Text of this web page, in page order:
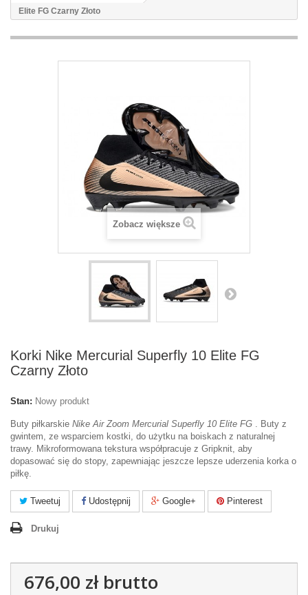
Elite FG Czarny Złoto
Zobacz większe
Korki Nike Mercurial Superfly 10 Elite FG
Czarny Złoto
Stan: Nowy produkt
Buty piłkarskie Nike Air Zoom Mercurial Superfly 10 Elite FG . Buty z
gwintem, ze wsparciem kostki, do użytku na boiskach z naturalnej
trawy. Mikroformowana tekstura współpracuje z Gripknit, aby
dopasować się do stopy, zapewniając jeszcze lepsze uderzenia korka o
piłkę.
Tweetuj Udostępnij Google+ Pinterest
Drukuj
676,00 złbrutto